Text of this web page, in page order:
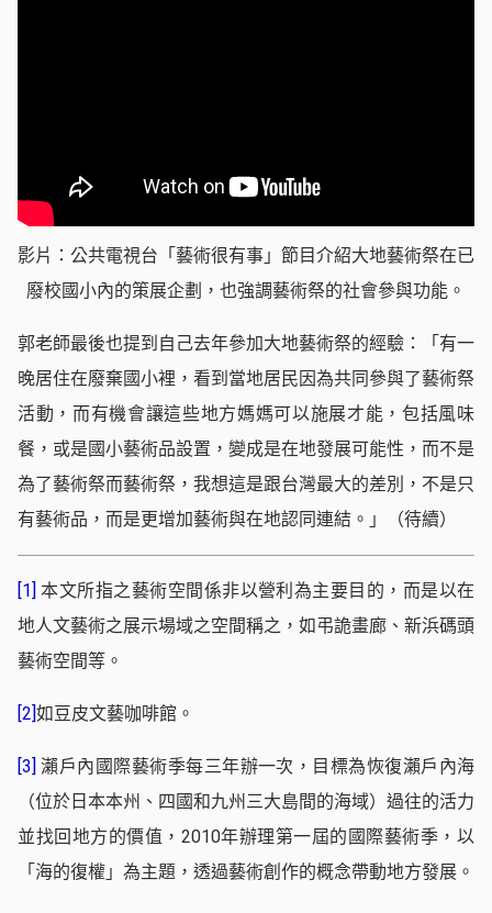
影片：公共電視台「藝術很有事」節目介紹大地藝術祭在已
廢校國小內的策展企劃，也強調藝術祭的社會參與功能。
郭老師最後也提到自己去年參加大地藝術祭的經驗：「有一
晚居住在廢棄國小裡，看到當地居民因為共同參與了藝術祭
活動，而有機會讓這些地方媽媽可以施展才能，包括風味
餐，或是國小藝術品設置，變成是在地發展可能性，而不是
為了藝術祭而藝術祭，我想這是跟台灣最大的差別，不是只
有藝術品，而是更增加藝術與在地認同連結。」（待續）
[1] 本文所指之藝術空間係非以營利為主要目的，而是以在
地人文藝術之展示場域之空間稱之，如弔詭畫廊、新浜碼頭
藝術空間等。
[2] 如豆皮文藝咖啡館。
[3] 瀨戶內國際藝術季每三年辦一次，目標為恢復瀨戶內海
（位於日本本州、四國和九州三大島間的海域）過往的活力
並找回地方的價值，2010年辦理第一屆的國際藝術季，以
「海的復權」為主題，透過藝術創作的概念帶動地方發展。